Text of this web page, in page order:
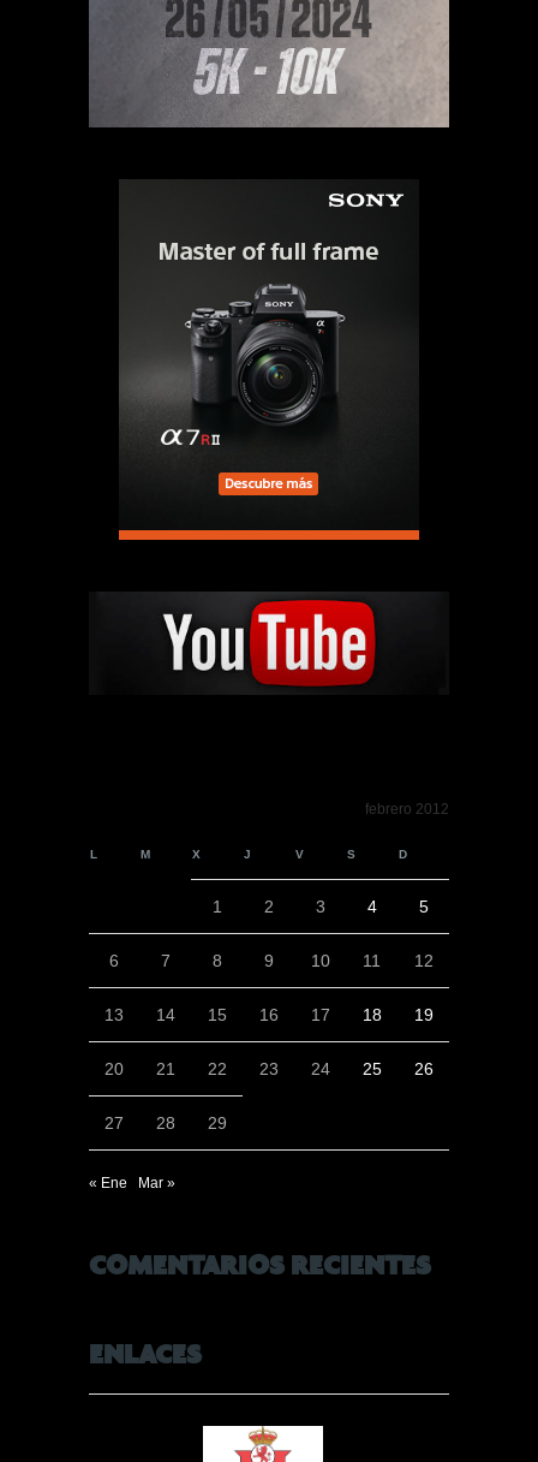
febrero 2012
L M X J V S D
1 2 3 4 5
6 7 8 9 10 11 12
13 14 15 16 17 18 19
20 21 22 23 24 25 26
27 28 29
« Ene Mar »
COMENTARIOS RECIENTES
ENLACES